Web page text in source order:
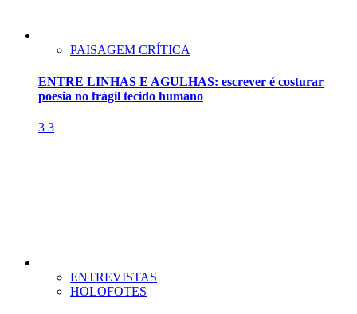
PAISAGEM CRÍTICA
ENTRE LINHAS E AGULHAS: escrever é costurar
poesia no frágil tecido humano
3 3
ENTREVISTAS
HOLOFOTES